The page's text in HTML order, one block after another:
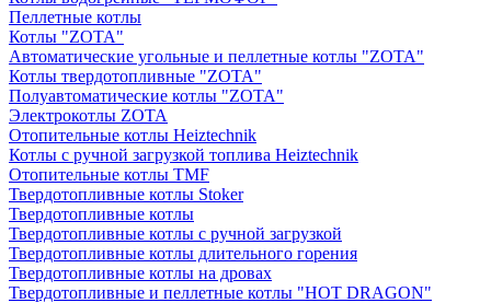
Пеллетные котлы
Котлы "ZOTA"
Автоматические угольные и пеллетные котлы "ZOTA"
Котлы твердотопливные "ZOTA"
Полуавтоматические котлы "ZOTA"
Электрокотлы ZOTA
Отопительные котлы Heiztechnik
Котлы с ручной загрузкой топлива Heiztechnik
Отопительные котлы TMF
Твердотопливные котлы Stoker
Твердотопливные котлы
Твердотопливные котлы с ручной загрузкой
Твердотопливные котлы длительного горения
Твердотопливные котлы на дровах
Твердотопливные и пеллетные котлы "HOT DRAGON"